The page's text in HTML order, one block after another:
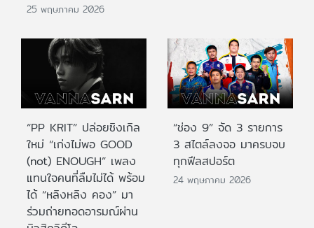
25 พฤษภาคม 2026
“PP KRIT” ปล่อยซิงเกิล
ใหม่ “เก่งไม่พอ GOOD
(not) ENOUGH” เพลง
แทนใจคนที่ลืมไม่ได้ พร้อม
ได้ “หลิงหลิง คอง” มา
ร่วมถ่ายทอดอารมณ์ผ่าน
“ช่อง 9” จัด 3 รายการ
3 สไตล์ลงจอ มาครบจบ
ทุกฟีลสปอร์ต
24 พฤษภาคม 2026